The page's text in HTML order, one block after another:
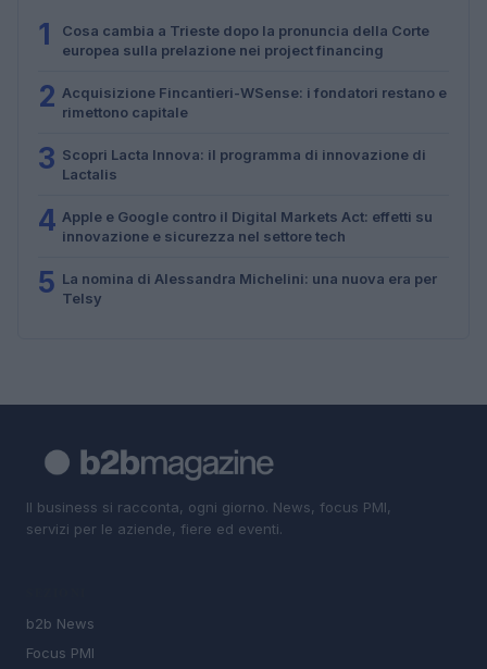
1
Cosa cambia a Trieste dopo la pronuncia della Corte
europea sulla prelazione nei project financing
2 Acquisizione Fincantieri-WSense: i fondatori restano e
rimettono capitale
3 Scopri Lacta Innova: il programma di innovazione di
Lactalis
4 Apple e Google contro il Digital Markets Act: effetti su
innovazione e sicurezza nel settore tech
5 La nomina di Alessandra Michelini: una nuova era per
Telsy
Il business si racconta, ogni giorno. News, focus PMI,
servizi per le aziende, fiere ed eventi.
b2b News
Focus PMI